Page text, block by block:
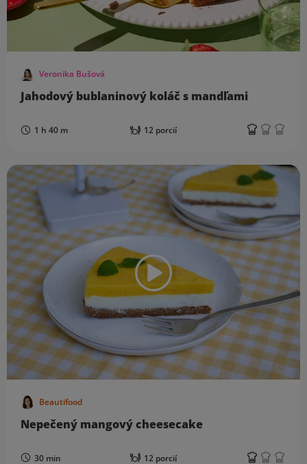
Veronika Bušová
Jahodový bublaninový koláč s mandľami
1 h 40 m 12 porcií
Beautifood
Nepečený mangový cheesecake
30 min 12 porcií